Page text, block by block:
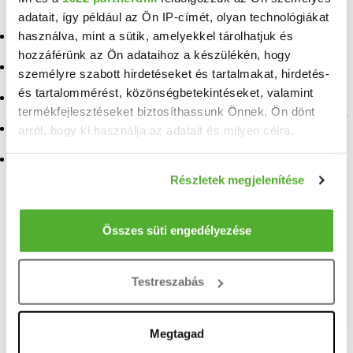
adatait, így például az Ön IP-címét, olyan technológiákat
használva, mint a sütik, amelyekkel tárolhatjuk és
hozzáférünk az Ön adataihoz a készülékén, hogy
személyre szabott hirdetéseket és tartalmakat, hirdetés-
és tartalommérést, közönségbetekintéseket, valamint
termékfejlesztéseket biztosíthassunk Önnek. Ön dönt
arról, hogy ki használja az adatait és milyen célra.
Információgyűjtés az Ön földrajzi elhelyezkedéséről
pár méteres pontossággal
Az Ön készülékén beazonosítása annak konkrét
módjairól és adja meg preferenciáit a
pontban. Bármikor módosíthatja vagy visszavonhatja a
Részletek megjelenítése
Összes süti engedélyezése
Testreszabás
Megtagad
Gávavencsellő
Eladó ingatlan Gemzse
Eladó ingatlan Ajak
Eladó ingatlan Tiszakóród
Eladó ingatlan Kékcse
Eladó ingatlan Tyukod
Eladó ingatlan
Nagyvarsány
Eladó ingatlan Bököny
Eladó ingatlan Nagydobos
+36 70 779
Honfoglaló Ingatlanközvetítő iroda